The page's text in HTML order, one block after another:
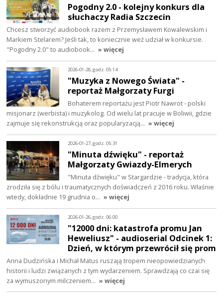
Pogodny 2.0 - kolejny konkurs dla
słuchaczy Radia Szczecin
Chcesz stworzyć audiobook razem z Przemysławem Kowalewskim i
Markiem Stelarem? Jeśli tak, to koniecznie weź udział w konkursie.
"Pogodny 2.0" to audiobook… » więcej
2026-01-28, godz. 05:14
"Muzyka z Nowego Świata" -
reportaż Małgorzaty Furgi
Bohaterem reportażu jest Piotr Nawrot - polski
misjonarz (werbista) i muzykolog. Od wielu lat pracuje w Boliwii, gdzie
zajmuje się rekonstrukcją oraz popularyzacją… » więcej
2026-01-27, godz. 05:31
"Minuta dźwięku" - reportaż
Małgorzaty Gwiazdy-Elmerych
"Minuta dźwięku" w Stargardzie - tradycja, która
zrodziła się z bólu i traumatycznych doświadczeń z 2016 roku. Właśnie
wtedy, dokładnie 19 grudnia o… » więcej
2026-01-26, godz. 06:00
"12000 dni: katastrofa promu Jan
Heweliusz" - audioserial Odcinek 1:
Dzień, w którym przewrócił się prom
Anna Dudzińska i Michał Matus ruszają tropem nieopowiedzianych
historii i ludzi związanych z tym wydarzeniem. Sprawdzają co czai się
za wymuszonym milczeniem… » więcej